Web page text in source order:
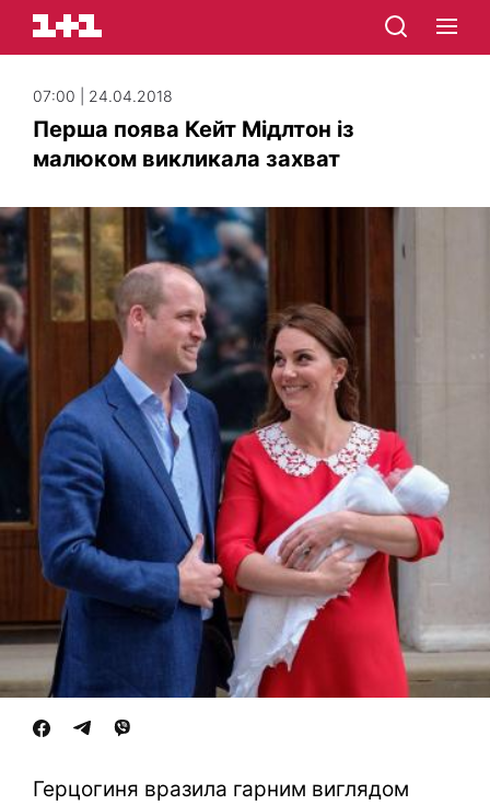
07:00 | 24.04.2018
Перша поява Кейт Мідлтон із
малюком викликала захват
Герцогиня вразила гарним виглядом